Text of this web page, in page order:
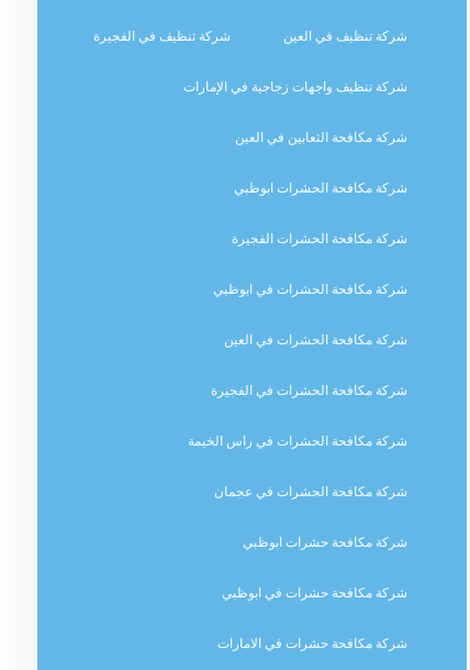
شركة تنظيف في العين شركة تنظيف في الفجيرة
شركة تنظيف واجهات زجاجية في الإمارات
شركة مكافحة الثعابين في العين
شركة مكافحة الحشرات ابوظبي
شركة مكافحة الحشرات الفجيرة
شركة مكافحة الحشرات في ابوظبي
شركة مكافحة الحشرات في العين
شركة مكافحة الحشرات في الفجيرة
شركة مكافحة الحشرات في راس الخيمة
شركة مكافحة الحشرات في عجمان
شركة مكافحة حشرات ابوظبي
شركة مكافحة حشرات في ابوظبي
شركة مكافحة حشرات في الامارات